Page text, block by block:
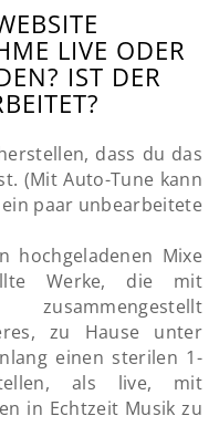
LIVE ODER
IST DER
dass du das
(Mit Auto-Tune kann
paar unbearbeitete
hochgeladenen Mixe
Werke, die mit
zusammengestellt
zu Hause unter
einen sterilen 1-
als live, mit
in Echtzeit Musik zu